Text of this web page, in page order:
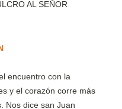
encuentro con la
y el corazón corre más
Nos dice san Juan